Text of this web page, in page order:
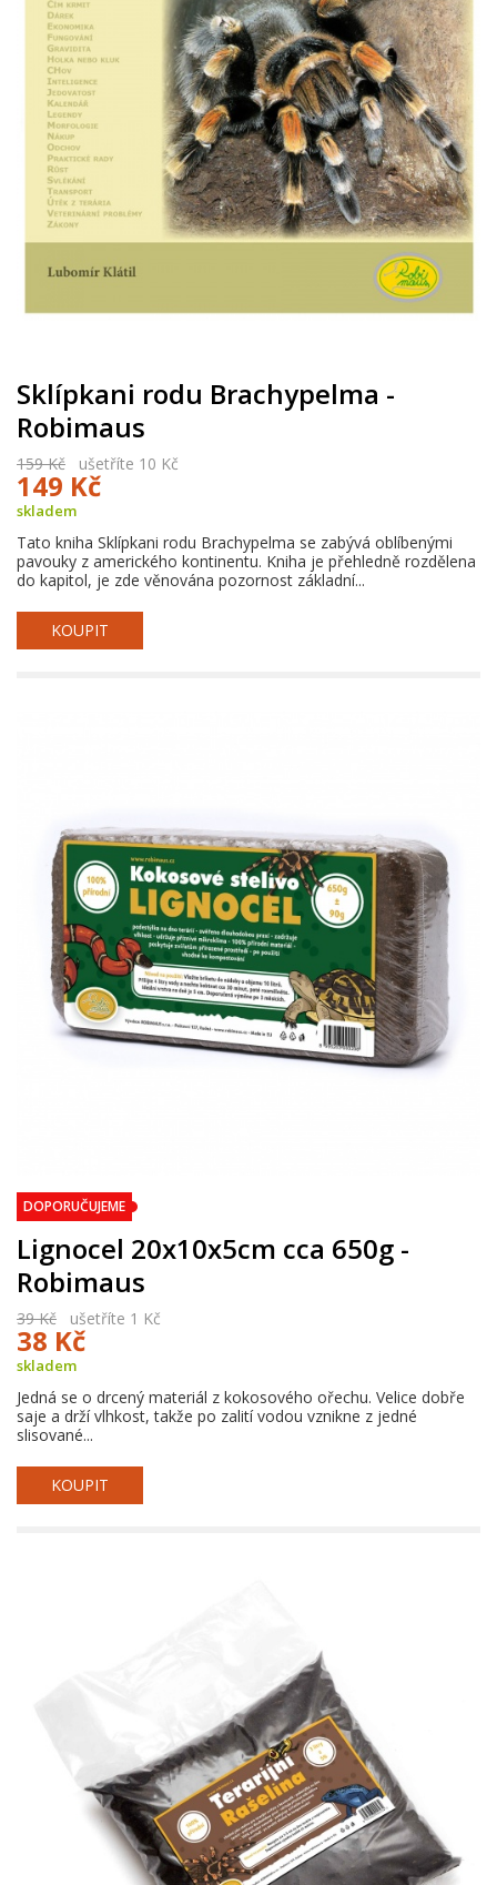
Sklípkani rodu Brachypelma -
Robimaus
159 Kč ušetříte 10 Kč
149 Kč
skladem
Tato kniha Sklípkani rodu Brachypelma se zabývá oblíbenými
pavouky z amerického kontinentu. Kniha je přehledně rozdělena
do kapitol, je zde věnována pozornost základní...
KOUPIT
DOPORUČUJEME
Lignocel 20x10x5cm cca 650g -
Robimaus
39 Kč ušetříte 1 Kč
38 Kč
skladem
Jedná se o drcený materiál z kokosového ořechu. Velice dobře
saje a drží vlhkost, takže po zalití vodou vznikne z jedné
slisované...
KOUPIT